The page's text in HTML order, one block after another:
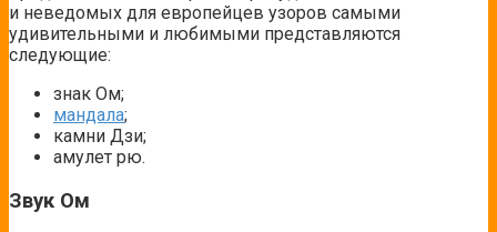
и неведомых для европейцев узоров самыми
удивительными и любимыми представляются
следующие:
знак Ом;
мандала;
камни Дзи;
амулет рю.
Звук Ом